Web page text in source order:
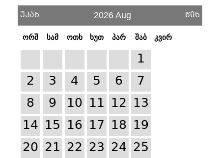
უკან 2026 Aug წინ
ორშ სამ ოთხ ხუთ პარ შაბ კვირ
1
2
3 4 5 6
7
8
9 10 11 12 13
14 15 16 17 18 19
20 21 22 23 24 25